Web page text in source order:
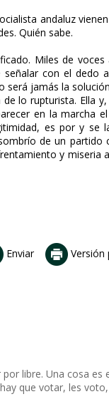
andaluz
Quién sabe.
Miles de voces
con el dedo
será jamás la
lo rupturista. Ella
en la marcha
es por y se
de un partido
y miseria
Enviar Versión
libre. Una cosa es
que votar, les